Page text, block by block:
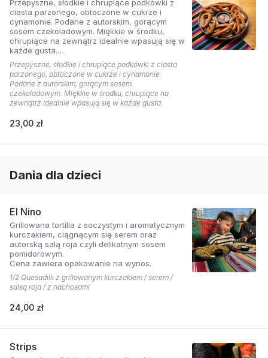
Przepyszne, słodkie i chrupiące podkówki z
ciasta parzonego, obtoczone w cukrze i
cynamonie. Podane z autorskim, gorącym
sosem czekoladowym. Miękkie w środku,
chrupiące na zewnątrz idealnie wpasują się w
każde gusta.
Cena zawiera opakowanie na wynos.
Przepyszne, słodkie i chrupiące podkówki z ciasta
parzonego, obtoczone w cukrze i cynamonie.
Podane z autorskim, gorącym sosem
czekoladowym. Miękkie w środku, chrupiące na
zewnątrz idealnie wpasują się w każde gusta.
23,00 zł
Dania dla dzieci
El Nino
Grillowana tortilla z soczystym i aromatycznym
kurczakiem, ciągnącym się serem oraz
autorską salą roja czyli delikatnym sosem
pomidorowym.
Cena zawiera opakowanie na wynos.
1/2 Quesadilli z grillowanym kurczakiem / serem /
salsą roja / z nachosami
24,00 zł
Strips